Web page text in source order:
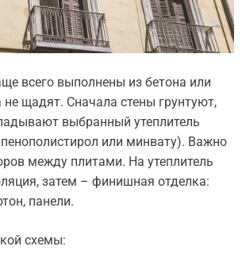
всего выполнены из бетона или
щадят. Сначала стены грунтуют,
выбранный утеплитель
или минвату). Важно
между плитами. На утеплитель
затем – финишная отделка:
панели.
схемы: